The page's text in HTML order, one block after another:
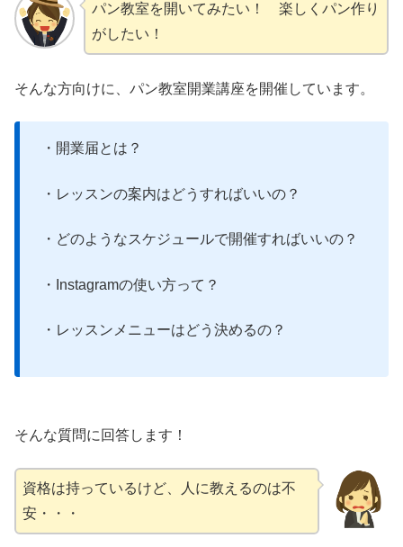
パン教室を開いてみたい！ 楽しくパン作り
がしたい！
そんな方向けに、パン教室開業講座を開催しています。
・開業届とは？
・レッスンの案内はどうすればいいの？
・どのようなスケジュールで開催すればいいの？
・Instagramの使い方って？
・レッスンメニューはどう決めるの？
そんな質問に回答します！
資格は持っているけど、人に教えるのは不
安・・・